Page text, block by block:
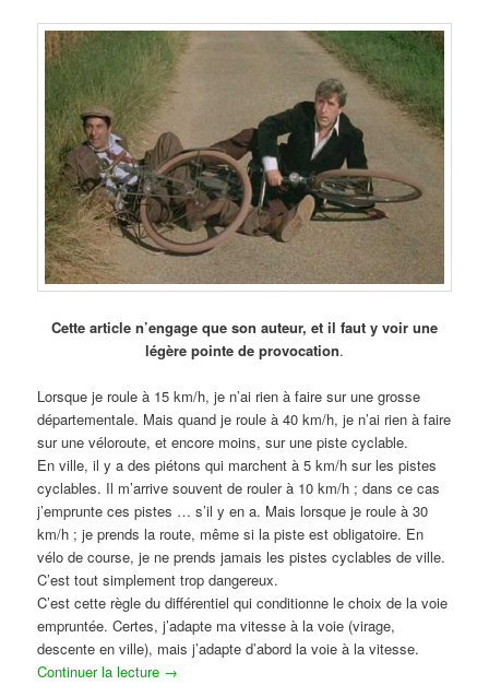
Cette article n’engage que son auteur, et il faut y voir une
légère pointe de provocation.
Lorsque je roule à 15 km/h, je n’ai rien à faire sur une grosse
départementale. Mais quand je roule à 40 km/h, je n’ai rien à faire
sur une véloroute, et encore moins, sur une piste cyclable.
En ville, il y a des piétons qui marchent à 5 km/h sur les pistes
cyclables. Il m’arrive souvent de rouler à 10 km/h ; dans ce cas
j’emprunte ces pistes … s’il y en a. Mais lorsque je roule à 30
km/h ; je prends la route, même si la piste est obligatoire. En
vélo de course, je ne prends jamais les pistes cyclables de ville.
C’est tout simplement trop dangereux.
C’est cette règle du différentiel qui conditionne le choix de la voie
empruntée. Certes, j’adapte ma vitesse à la voie (virage,
descente en ville), mais j’adapte d’abord la voie à la vitesse.
Continuer la lecture →